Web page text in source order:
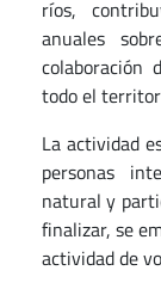
ríos,
anuales
colaboración
todo el
La actividad
personas
natural y
finalizar, se
actividad de